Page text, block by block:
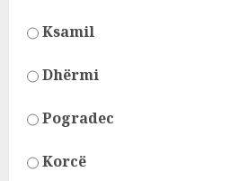
Ksamil
Dhërmi
Pogradec
Korcë